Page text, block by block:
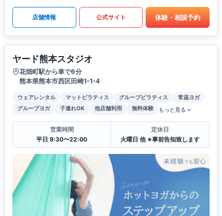
店舗情報 公式サイト 体験・相談予約
ヤード熊本スタジオ
花畑町駅から車で6分
熊本県熊本市西区田崎1-1-4
ウェアレンタル マットピラティス グループピラティス
常温ヨガ
グループヨガ
子連れOK 他店舗利用 無料体験 もっと見る
営業時間
平日 9:30〜22:00
定休日
火曜日 他 ※事前告知致します